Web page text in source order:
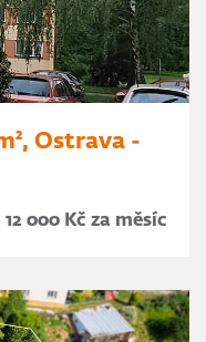
Ostrava -
12 000 Kč za měsíc